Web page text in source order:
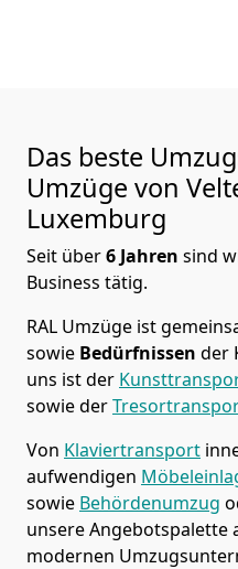
Das beste
Umzüge von
Luxemburg
Seit über6 Jahren sind
Business tätig.
RAL Umzüge ist
sowie Bedürfnissen der
uns ist der
sowie der
Von Klaviertransport
aufwendigen
sowie Behördenumzug
unsere Angebotspalette
modernen